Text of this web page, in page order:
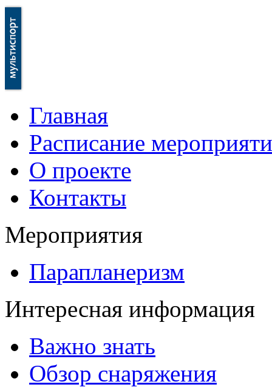
Главная
Расписание
О проекте
Контакты
Мероприятия
Парапланеризм
Интересная информация
Важно знать
Обзор снаряжения